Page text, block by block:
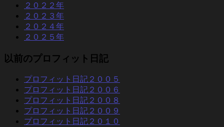
２０２２年
２０２３年
２０２４年
２０２５年
以前のプロフィット日記
プロフィット日記２００５
プロフィット日記２００６
プロフィット日記２００８
プロフィット日記２００９
プロフィット日記２０１０